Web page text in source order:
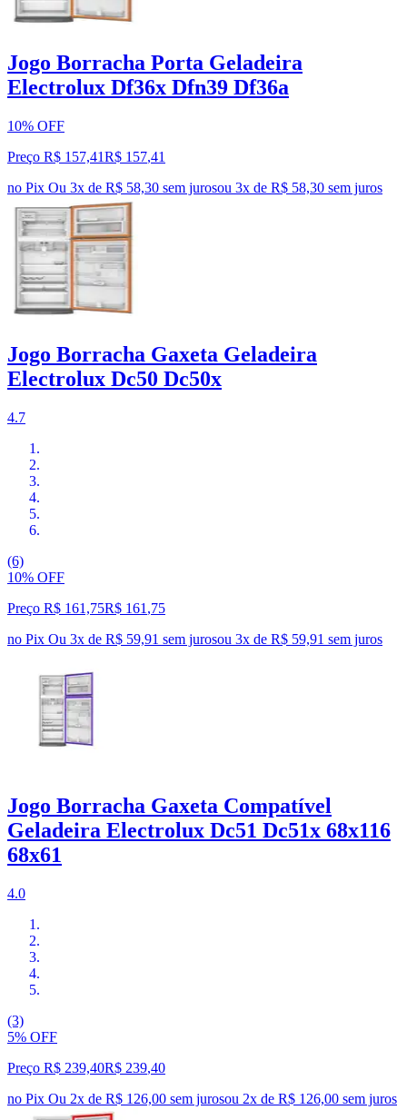
Jogo Borracha Porta Geladeira
Electrolux Df36x Dfn39 Df36a
10% OFF
Preço R$ 157,41R$ 157,41
no Pix Ou 3x de R$ 58,30 sem jurosou 3x de R$ 58,30 sem juros
Jogo Borracha Gaxeta Geladeira
Electrolux Dc50 Dc50x
4.7
(6)
10% OFF
Preço R$ 161,75R$ 161 ,75
no Pix Ou 3x de R$ 59,91 sem jurosou 3x de R$ 59,91 sem juros
Jogo Borracha Gaxeta Compatível
Geladeira Electrolux Dc51 Dc51x 68x116
68x61
4.0
(3)
5% OFF
Preço R$ 239,40R$ 239,40
no Pix Ou 2x de R$ 126,00 sem jurosou 2x de R$ 126,00 sem juros